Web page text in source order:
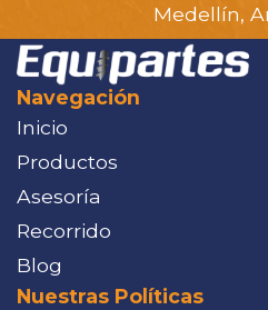
Medellín,
Navegación
Inicio
Productos
Asesoría
Recorrido
Blog
Nuestras Políticas